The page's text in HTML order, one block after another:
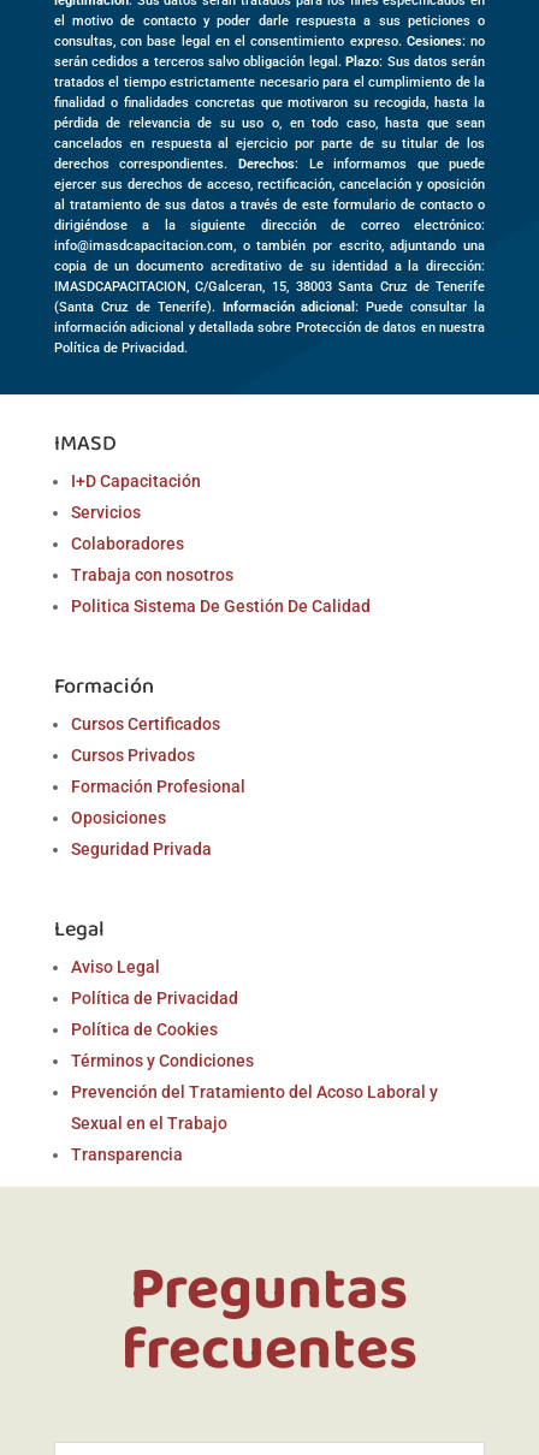
el motivo de contacto y poder darle respuesta a sus peticiones o
consultas, con base legal en el consentimiento expreso. Cesiones: no
serán cedidos a terceros salvo obligación legal.Plazo: Sus datos serán
tratados el tiempo estrictamente necesario para el cumplimiento de la
finalidad o finalidades concretas que motivaron su recogida, hasta la
pérdida de relevancia de su uso o, en todo caso, hasta que sean
cancelados en respuesta al ejercicio por parte de su titular de los
derechos correspondientes. Derechos: Le informamos que puede
ejercer sus derechos de acceso, rectificación, cancelación y oposición
al tratamiento de sus datos a través de este formulario de contacto o
dirigiéndose a la siguiente dirección de correo electrónico:
info@imasdcapacitacion.com, o también por escrito, adjuntando una
copia de un documento acreditativo de su identidad a la dirección:
IMASDCAPACITACION,C/Galceran, 15, 38003Santa Cruz de Tenerife
(Santa Cruz de Tenerife).Información adicional: Puede consultar la
información adicional y detallada sobre Protección de datos en nuestra
Política de Privacidad.
IMASD
I+D Capacitación
Servicios
Colaboradores
Trabaja con nosotros
Politica Sistema De Gestión De Calidad
Formación
Cursos Certificados
Cursos Privados
Formación Profesional
Oposiciones
Seguridad Privada
Legal
Aviso Legal
Política de Privacidad
Política de Cookies
Términos y Condiciones
Prevención del Tratamiento del Acoso Laboral y
Sexual en el Trabajo
Transparencia
Preguntas
frecuentes